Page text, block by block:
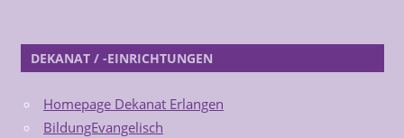
DEKANAT / -EINRICHTUNGEN
Homepage Dekanat Erlangen
BildungEvangelisch